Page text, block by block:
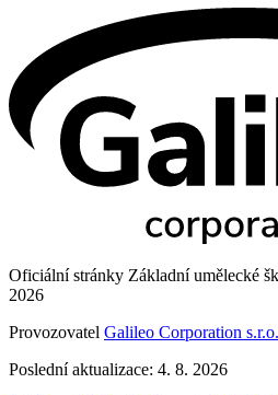
Oficiální stránky Základní umělecké
2026
Provozovatel Galileo Corporation s.r.o.
Poslední aktualizace: 4. 8. 2026